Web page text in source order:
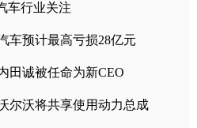
车行业关注
车预计最高亏损28亿元
田诚被任命为新CEO
尔沃将共享使用动力总成